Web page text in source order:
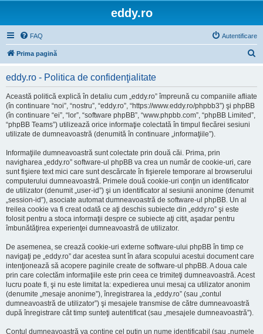
eddy.ro
FAQ Autentificare
Prima pagină
eddy.ro - Politica de confidenţialitate
Această politică explică în detaliu cum „eddy.ro” împreună cu companiile afliate
(în continuare “noi”, “nostru”, “eddy.ro”, “https://www.eddy.ro/phpbb3”) şi phpBB
(în continuare “ei”, “lor”, “software phpBB”, “www.phpbb.com”, “phpBB Limited”,
“phpBB Teams”) utilizează orice informaţie colectată în timpul fiecărei sesiuni
utilizate de dumneavoastră (denumită în continuare „informaţiile”).
Informaţiile dumneavoastră sunt colectate prin două căi. Prima, prin
navigharea „eddy.ro” software-ul phpBB va crea un număr de cookie-uri, care
sunt fişiere text mici care sunt descărcate în fişierele temporare al browserului
computerului dumneavoastră. Primele două cookie-uri conţin un identificator
de utilizator (denumit „user-id”) şi un identificator al sesiunii anonime (denumit
„session-id”), asociate automat dumneavoastră de software-ul phpBB. Un al
treilea cookie va fi creat odată ce aţi deschis subiecte din „eddy.ro” şi este
folosit pentru a stoca informaţii despre ce subiecte aţi citit, aşadar pentru
îmbunătăţirea experienţei dumneavoastră de utilizator.
De asemenea, se crează cookie-uri externe software-ului phpBB în timp ce
navigaţi pe „eddy.ro” dar acestea sunt în afara scopului acestui document care
intenţionează să acopere paginile create de software-ul phpBB. A doua cale
prin care colectăm informaţiile este prin ceea ce trimiteţi dumneavoastră. Acest
lucru poate fi, şi nu este limitat la: expedierea unui mesaj ca utilizator anonim
(denumite „mesaje anonime”), înregistrarea la „eddy.ro” (sau „contul
dumneavoastră de utilizator”) şi mesajele transmise de către dumneavoastră
după înregistrare cât timp sunteţi autentificat (sau „mesajele dumneavoastră”).
Contul dumneavoastră va conţine cel puţin un nume identificabil (sau „numele